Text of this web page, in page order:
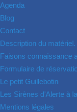
Agenda
Blog
Contact
Description du matériel.
Faisons connaissance
Formulaire de
Le petit Guillebotin
Les Sirènes d’Alerte à
Mentions légales